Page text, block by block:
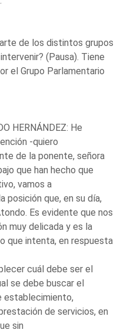
de los distintos grupos
(Pausa). Tiene
el Grupo Parlamentario
HERNÁNDEZ: He
-quiero
de la ponente, señora
que han hecho que
vamos a
posición que, en su día,
Es evidente que nos
muy delicada y es la
que intenta, en respuesta
cuál debe ser el
se debe buscar el
establecimiento,
de servicios, en
sin